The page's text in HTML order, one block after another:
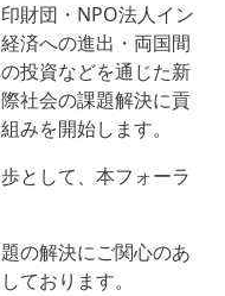
財団・NPO法人イン
済への進出・両国間
投資などを通じた新
社会の課題解決に貢
みを開始します。
として、本フォーラ
の解決にご関心のあ
ております。